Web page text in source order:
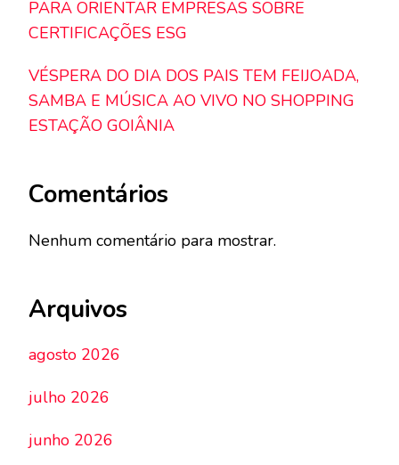
PARA ORIENTAR EMPRESAS SOBRE
CERTIFICAÇÕES ESG
VÉSPERA DO DIA DOS PAIS TEM FEIJOADA,
SAMBA E MÚSICA AO VIVO NO SHOPPING
ESTAÇÃO GOIÂNIA
Comentários
Nenhum comentário para mostrar.
Arquivos
agosto 2026
julho 2026
junho 2026